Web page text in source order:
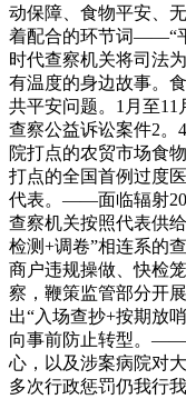
动保障、食物平安、
着配合的环节词——“
时代查察机关将司法
有温度的身边故事。
共平安问题。1月至
查察公益诉讼案件2。
院打点的农贸市场食
打点的全国首例过度
代表。——面临辐射
查察机关按照代表供
检测+调卷”相连系的
商户违规操做、快检
察，鞭策监管部分开
出“入场查抄+按期放
向事前防止转型。——
心，以及涉案病院对
多次行政惩罚仍我行